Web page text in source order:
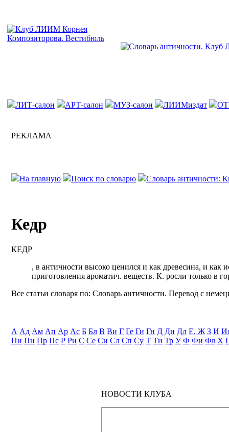
ЛИТ-салон АРТ-салон МУЗ-салон ЛИИМиздат
РЕКЛАМА
На главную Поиск по словарю Словарь античности:
Кедр
КЕДР
, в античности высоко ценился и как древесина, и как
приготовления ароматич. веществ. К. росли только в
Все статьи словаря по: Словарь античности. Перевод с
А Ад Ам Ап Ар Ас Б Бл В Ви Г Ге Ги Гн Д Ди Дл Е, Ж З И
Пи Пн Пр Пс Р Ри С Се Си Сл Сп Су Т Ти Тр У Ф Фи Фл Х
НОВОСТИ КЛУБА